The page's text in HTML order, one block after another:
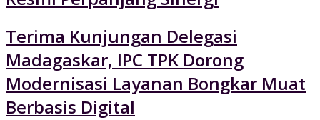
Terima Kunjungan Delegasi
Madagaskar, IPC TPK Dorong
Modernisasi Layanan Bongkar Muat
Berbasis Digital